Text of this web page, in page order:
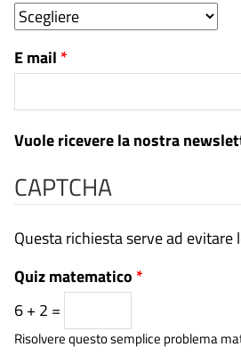
E mail *
Vuole ricevere la nostra
CAPTCHA
Questa richiesta serve ad evitare
Quiz matematico *
6 + 2 =
Risolvere questo semplice problema